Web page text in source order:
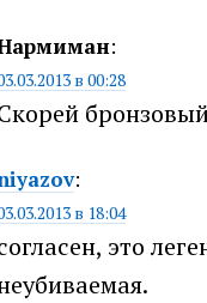
:
в 00:28
:
в 18:04
это